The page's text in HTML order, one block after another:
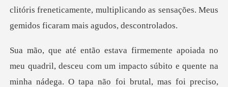
clitóris freneticamente, multip
nádega. O tapa não foi brutal, mas foi preciso,